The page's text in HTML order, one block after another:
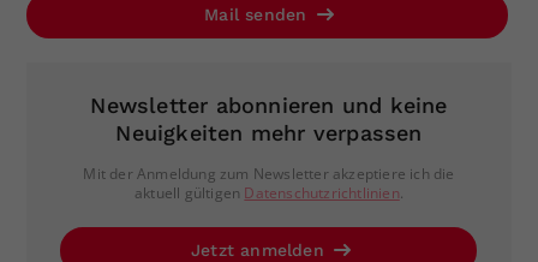
Mail senden
Newsletter abonnieren und keine
Neuigkeiten mehr verpassen
Mit der Anmeldung zum Newsletter akzeptiere ich die
aktuell gültigen Datenschutzrichtlinien.
Jetzt anmelden